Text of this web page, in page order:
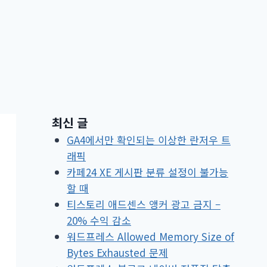
최신 글
GA4에서만 확인되는 이상한 란저우 트
래픽
카페24 XE 게시판 분류 설정이 불가능
할 때
티스토리 애드센스 앵커 광고 금지 –
20% 수익 감소
워드프레스 Allowed Memory Size of
Bytes Exhausted 문제